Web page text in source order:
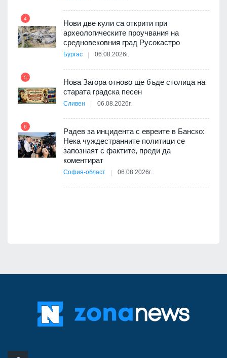
4
Нови две кули са открити при
археологическите проучвания на
средновековния град Русокастро
Бургас 06.08.2026г.
5
Нова Загора отново ще бъде столица на
старата градска песен
Сливен 06.08.2026г.
6
Радев за инцидента с евреите в Банско:
Нека чуждестранните политици се
запознаят с фактите, преди да
коментират
София-област 06.08.2026г.